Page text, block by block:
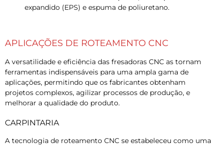
expandido (EPS) e espuma de poliuretano.
APLICAÇÕES DE ROTEAMENTO CNC
A versatilidade e eficiência das fresadoras CNC as tornam
ferramentas indispensáveis ​​para uma ampla gama de
aplicações, permitindo que os fabricantes obtenham
projetos complexos, agilizar processos de produção, e
melhorar a qualidade do produto.
CARPINTARIA
A tecnologia de roteamento CNC se estabeleceu como uma